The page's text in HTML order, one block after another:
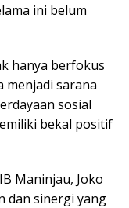
ini belum
hanya berfokus
menjadi sarana
sosial
bekal positif
Maninjau, Joko
dan sinergi yang